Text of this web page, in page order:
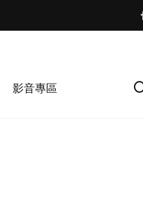
影音專區